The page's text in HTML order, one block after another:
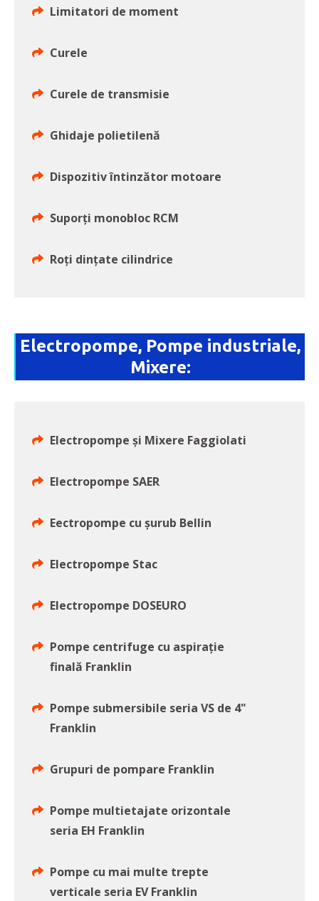
Limitatori de moment
Curele
Curele de transmisie
Ghidaje polietilenă
Dispozitiv întinzător motoare
Suporți monobloc RCM
Roți dințate cilindrice
Electropompe, Pompe industriale,
Mixere:
Electropompe și Mixere Faggiolati
Electropompe SAER
Eectropompe cu șurub Bellin
Electropompe Stac
Electropompe DOSEURO
Pompe centrifuge cu aspirație
finală Franklin
Pompe submersibile seria VS de 4"
Franklin
Grupuri de pompare Franklin
Pompe multietajate orizontale
seria EH Franklin
Pompe cu mai multe trepte
verticale seria EV Franklin